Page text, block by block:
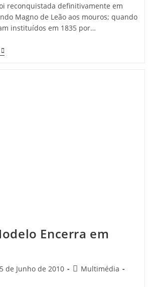
reconquistada definitivamente em
Magno de Leão aos mouros; quando
instituídos em 1835 por…
Encerra em
de Junho de 2010
PostMultimédia